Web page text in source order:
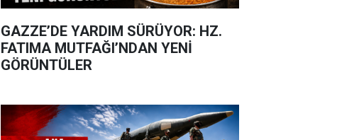
GAZZE’DE YARDIM SÜRÜYOR: HZ.
FATIMA MUTFAĞI’NDAN YENİ
GÖRÜNTÜLER